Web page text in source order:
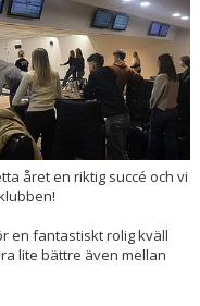
året en riktig succé och vi
en fantastiskt rolig kväll
lite bättre även mellan